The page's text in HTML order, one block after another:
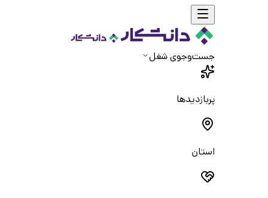
جست‌و‌جوی شغل
پربازدیدها
استان